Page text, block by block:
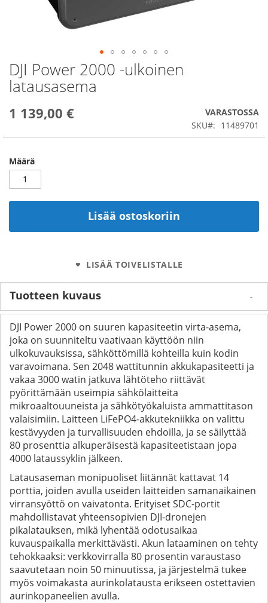
DJI Power 2000 -ulkoinen
latausasema
1 139,00 €
VARASTOSSA
SKU
11489701
Määrä
Lisää ostoskoriin
LISÄÄ TOIVELISTALLE
Skip
to
the
of
Tuotteen kuvaus
DJI Power 2000 on suuren kapasiteetin virta-asema,
joka on suunniteltu vaativaan käyttöön niin
ulkokuvauksissa, sähköttömillä kohteilla kuin kodin
varavoimana. Sen 2048 wattitunnin akkukapasiteetti ja
vakaa 3000 watin jatkuva lähtöteho riittävät
pyörittämään useimpia sähkölaitteita
mikroaaltouuneista ja sähkötyökaluista ammattitason
valaisimiin. Laitteen LiFePO4-akkutekniikka on valittu
kestävyyden ja turvallisuuden ehdoilla, ja se säilyttää
80 prosenttia alkuperäisestä kapasiteetistaan jopa
4000 lataussyklin jälkeen.
Latausaseman monipuoliset liitännät kattavat 14
porttia, joiden avulla useiden laitteiden samanaikainen
virransyöttö on vaivatonta. Erityiset SDC-portit
mahdollistavat yhteensopivien DJI-dronejen
pikalatauksen, mikä lyhentää odotusaikaa
kuvauspaikalla merkittävästi. Akun lataaminen on tehty
tehokkaaksi: verkkovirralla 80 prosentin varaustaso
saavutetaan noin 50 minuutissa, ja järjestelmä tukee
myös voimakasta aurinkolatausta erikseen ostettavien
aurinkopaneelien avulla.